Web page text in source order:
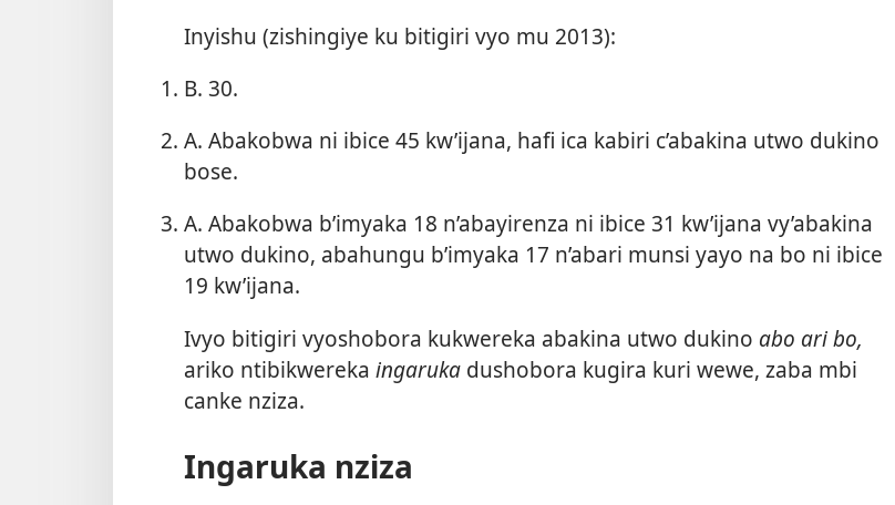
Inyishu (zishingiye ku bitigiri vyo mu 2013):
B. 30.
A. Abakobwa ni ibice 45 kw’ijana, hafi ica kabiri c’abakina utwo dukino
bose.
A. Abakobwa b’imyaka 18 n’abayirenza ni ibice 31 kw’ijana vy’abakina
utwo dukino, abahungu b’imyaka 17 n’abari munsi yayo na bo ni ibice
19 kw’ijana.
Ivyo bitigiri vyoshobora kukwereka abakina utwo dukino abo ari bo,
ariko ntibikwereka ingaruka dushobora kugira kuri wewe, zaba mbi
canke nziza.
Ingaruka nziza